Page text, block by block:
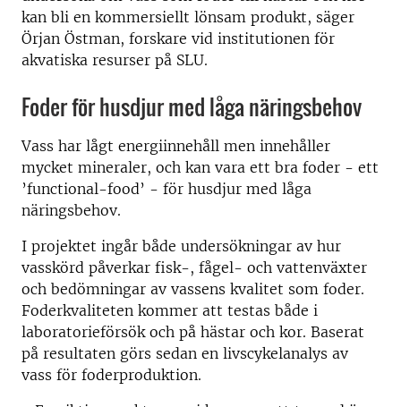
kan bli en kommersiellt lönsam produkt, säger
Örjan Östman, forskare vid institutionen för
akvatiska resurser på SLU.
Foder för husdjur med låga näringsbehov
Vass har lågt energiinnehåll men innehåller
mycket mineraler, och kan vara ett bra foder - ett
’functional-food’ - för husdjur med låga
näringsbehov.
I projektet ingår både undersökningar av hur
vasskörd påverkar fisk-, fågel- och vattenväxter
och bedömningar av vassens kvalitet som foder.
Foderkvaliteten kommer att testas både i
laboratorieförsök och på hästar och kor. Baserat
på resultaten görs sedan en livscykelanalys av
vass för foderproduktion.